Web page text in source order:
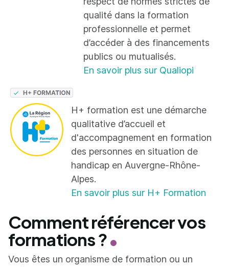
qualité dans la formation
professionnelle et permet
d’accéder à des financements
publics ou mutualisés.
En savoir plus sur Qualiopi
H+ formation est une démarche
qualitative d’accueil et
d'accompagnement en formation
des personnes en situation de
handicap en Auvergne-Rhône-
Alpes.
En savoir plus sur H+ Formation
Comment référencer vos
formations ?
Vous êtes un organisme de formation ou un